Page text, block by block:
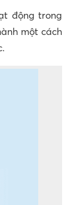
động trong
một cách